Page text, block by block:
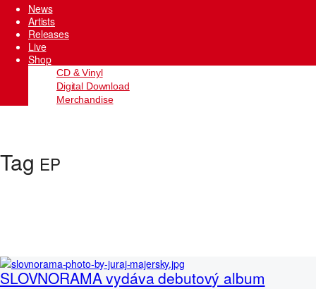
News
Artists
Releases
Live
Shop
CD & Vinyl
Digital Download
Merchandise
Tag EP
SLOVNORAMA vydáva debutový album